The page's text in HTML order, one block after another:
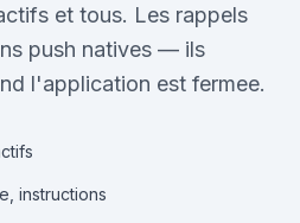
et tous. Les rappels
push natives — ils
l'application est fermee.
instructions